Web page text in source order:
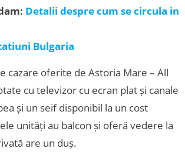
Detalii despre cum se circula in
Bulgaria
cazare oferite de Astoria Mare – All
cu televizor cu ecran plat și canale
și un seif disponibil la un cost
unități au balcon și oferă vedere la
are un duș.